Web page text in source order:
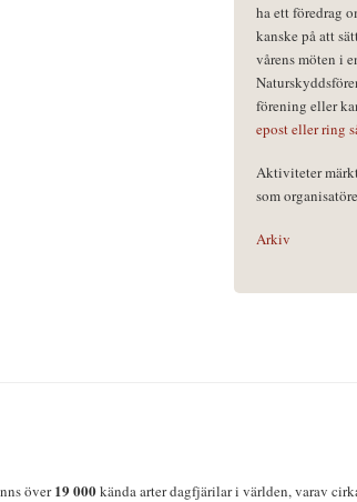
ha ett föredrag
kanske på att
vårens möten i
förening eller
epost eller ring
Aktiviteter
som
Arkiv
över19 000kända arter dagfjärilar i världen, varav